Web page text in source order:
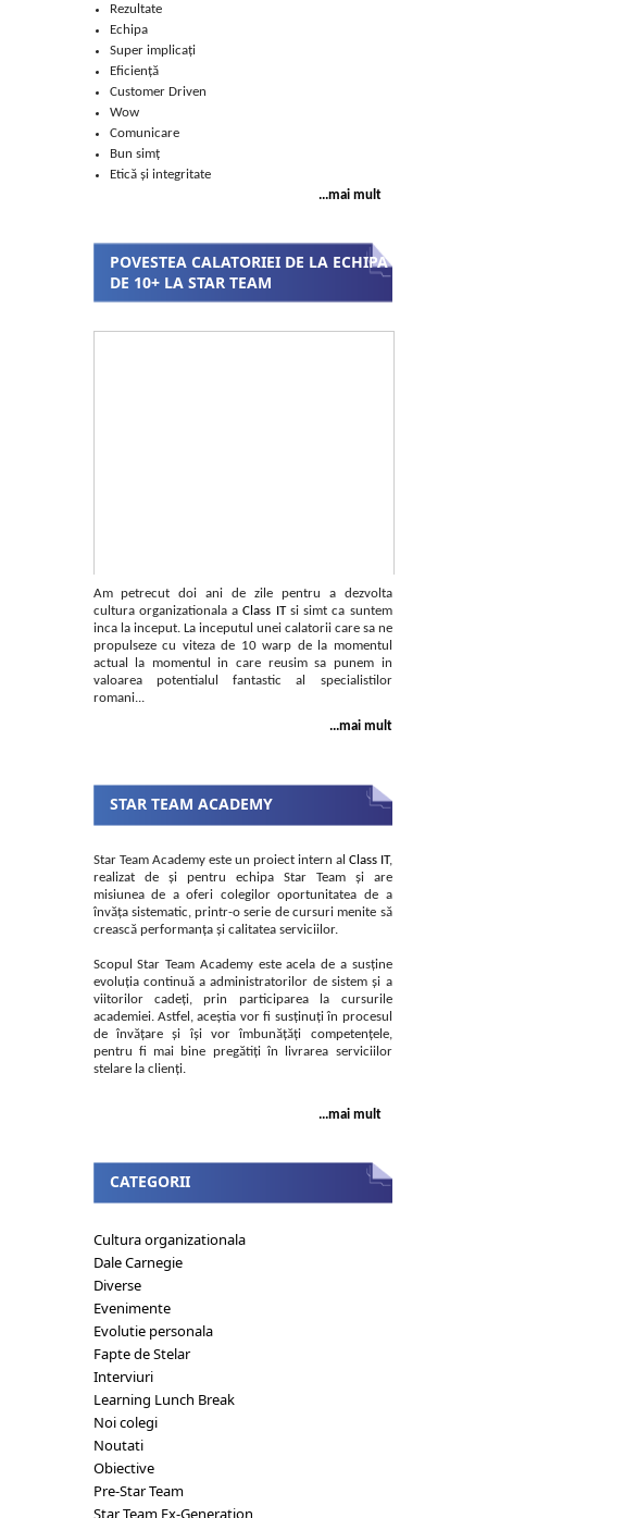
Rezultate
Echipa
Super implicați
Eficiență
Customer Driven
Wow
Comunicare
Bun simț
Etică și integritate
...mai mult
POVESTEA CALATORIEI DE LA ECHIPA
DE 10+ LA STAR TEAM
Am petrecut doi ani de zile pentru a dezvolta
cultura organizationala aClass ITsi simt ca suntem
inca la inceput. La inceputul unei calatorii care sa ne
propulseze cu viteza de 10 warp de la momentul
actual la momentul in care reusim sa punem in
valoarea potentialul fantastic al specialistilor
romani...
...mai mult
STAR TEAM ACADEMY
Star Team Academy este un proiect intern al Class IT,
realizat de și pentru echipa Star Team și are
misiunea de a oferi colegilor oportunitatea de a
învăța sistematic, printr-o serie de cursuri menite să
crească performanța și calitatea serviciilor.
Scopul Star Team Academy este acela de a susține
evoluția continuă a administratorilor de sistem și a
viitorilor cadeți, prin participarea la cursurile
academiei. Astfel, aceștia vor fi susținuți în procesul
de învățare și își vor îmbunățăți competențele,
pentru fi mai bine pregătiți în livrarea serviciilor
stelare la clienți.
...mai mult
CATEGORII
Cultura organizationala
Dale Carnegie
Diverse
Evenimente
Evolutie personala
Fapte de Stelar
Interviuri
Learning Lunch Break
Noi colegi
Noutati
Obiective
Pre-Star Team
Star Team Ex-Generation